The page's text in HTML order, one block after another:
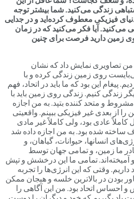
زندگی میکنید. شما بیشتر توجه
فیزیکی معطوف کردهاید و در جدایی
میکنید. آیا فکر میکنید که در زمان
زمین دارید فرصت برای چنین
من تصاویری نمایش داد که نشان
روی زمین زندگی کرده و با
پیغام این بود که ما باید در اتحاد، فهم
زندگی کنیم. زندگی روی زمین باید با
و متحد کننده بتپد. به من اجازه
از بعدی غیر فیزیکی ببینم. واقعیتی
عادی بود، ولی کاملاً غیر مادی
ساخته شده بود. به من اجازه داده شد
انسانها، حیوانات، گیاهان، و
ما زمین، و تمامی جهان توسط
تمامی ما این درخشش و تپش
وقتی که این انرژی‌ها را تجربه
بودن در بالاترین خلسه و هیجان ممکن
احساس اتحاد بود. من این آگاهی را